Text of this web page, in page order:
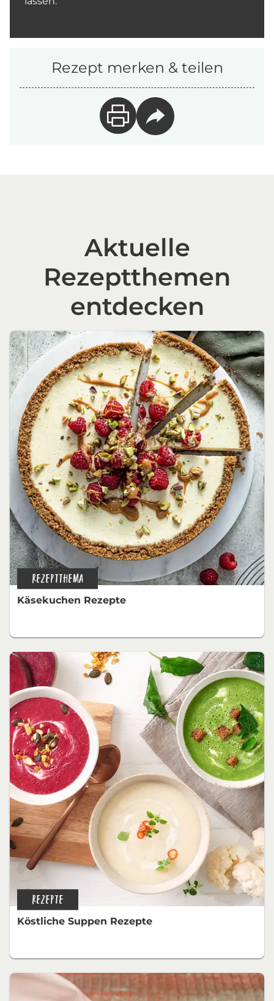
Rezept merken & teilen
Aktuelle
Rezeptthemen
entdecken
REZEPTTHEMA
Käsekuchen Rezepte
REZEPTE
Köstliche Suppen Rezepte